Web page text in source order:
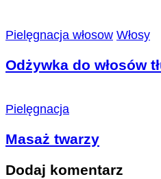
Pielęgnacja włosow Włosy
Odżywka do włosów
Pielęgnacja
Masaż twarzy
Dodaj komentarz